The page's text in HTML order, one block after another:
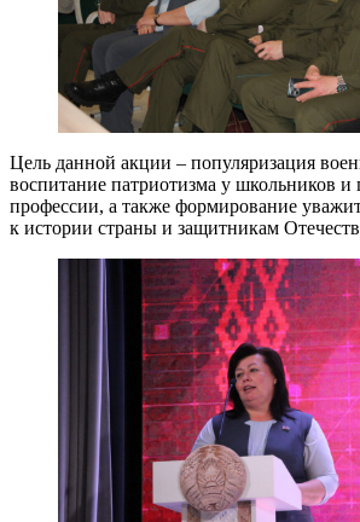
Цель данной акции – популяризация
воспитание патриотизма у школьников
профессии, а также формирование
к истории страны и защитникам